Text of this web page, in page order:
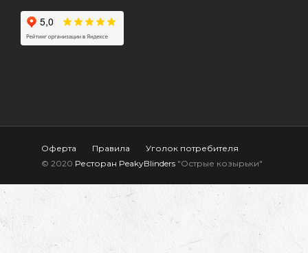
Оферта Правила
Уголок потребителя
© 2020 Ресторан PeakyBlinders "Острые козырьки"